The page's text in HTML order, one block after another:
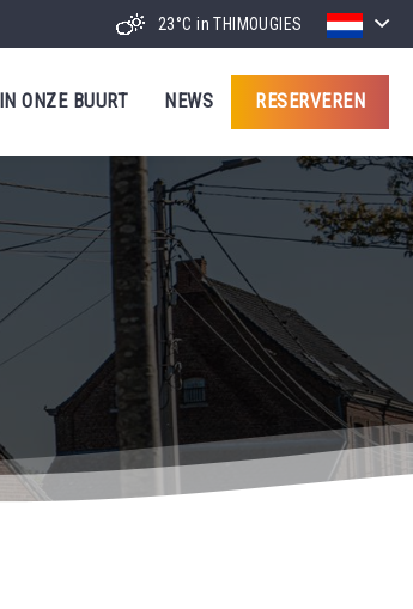
23°C in THIMOUGIES
IN ONZE BUURT NEWS RESERVEREN